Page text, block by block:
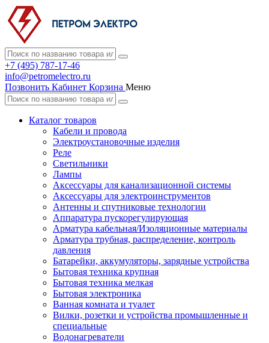
+7 (495) 787-17-46
info@petromelectro.ru
Позвонить Кабинет Корзина Меню
Каталог товаров
Кабели и провода
Электроустановочные изделия
Реле
Светильники
Лампы
Аксессуары для канализационной системы
Аксессуары для электроинструментов
Антенны и спутниковые технологии
Аппаратура пускорегулирующая
Арматура кабельная/Изоляционные материалы
Арматура трубная, распределение, контроль
давления
Батарейки, аккумуляторы, зарядные устройства
Бытовая техника крупная
Бытовая техника мелкая
Бытовая электроника
Ванная комната и туалет
Вилки, розетки и устройства промышленные и
специальные
Водонагреватели